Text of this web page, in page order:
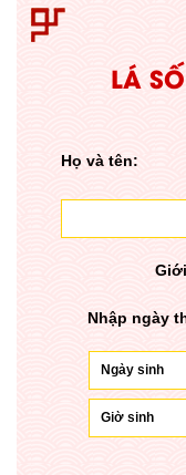
LÁ
Họ và tên:
Nhập ngày